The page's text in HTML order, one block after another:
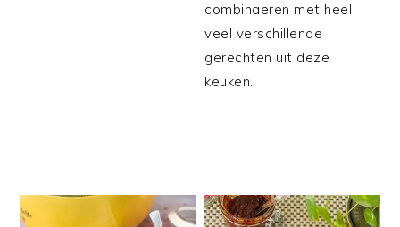
combinaeren met heel
veel verschillende
gerechten uit deze
keuken.